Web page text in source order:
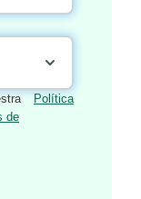
Política
de